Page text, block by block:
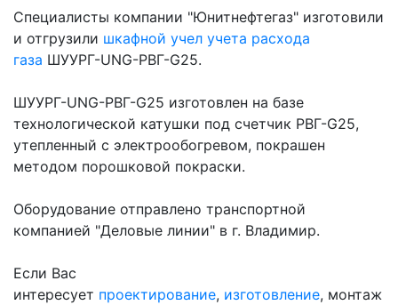
Специалисты компании "Юнитнефтегаз" изготовили
и отгрузили шкафной учел учета расхода
газа ШУУРГ-UNG-РВГ-G25.
ШУУРГ-UNG-РВГ-G25 изготовлен на базе
технологической катушки под счетчик РВГ-G25,
утепленный с электрообогревом, покрашен
методом порошковой покраски.
Оборудование отправлено транспортной
компанией "Деловые линии" в г. Владимир.
Если Вас
интересует проектирование, изготовление, монтаж